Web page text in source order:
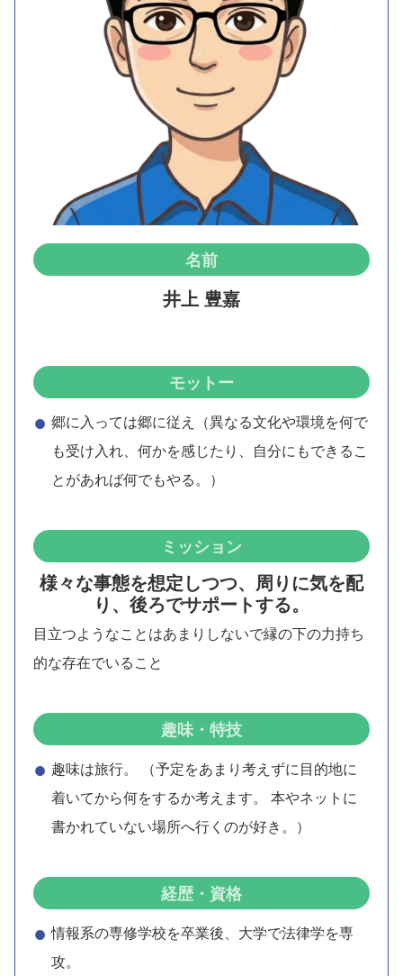
モットー
郷に入っては郷に従え（異なる文化や環境を何で
も受け入れ、何かを感じたり、自分にもできるこ
とがあれば何でもやる。）
名前
井上 豊嘉
ミッション
様々な事態を想定しつつ、周りに気を配
り、後ろでサポートする。
目立つようなことはあまりしないで縁の下の力持ち
的な存在でいること
趣味・特技
趣味は旅行。 （予定をあまり考えずに目的地に
着いてから何をするか考えます。 本やネットに
書かれていない場所へ行くのが好き。）
経歴・資格
情報系の専修学校を卒業後、大学で法律学を専
攻。